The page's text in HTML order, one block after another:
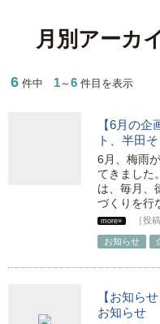
月別アーカ
6 件中 1～ 6 件目を表示
【6月の
ト、半田
6月、梅雨
てきました
は、毎月、
づくりを行
more» ［投
お知らせ
【お知ら
お知らせ